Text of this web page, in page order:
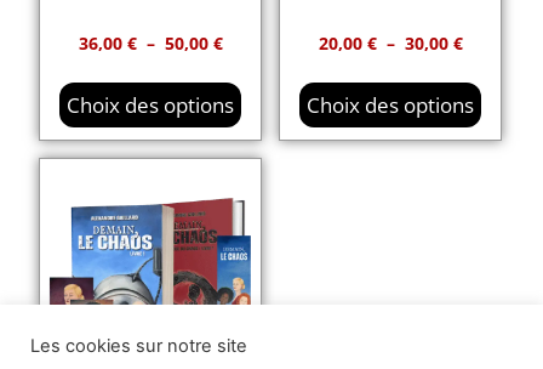
36,00 € – 50,00 €
Choix des options
20,00 € – 30,00 €
Choix des options
Les cookies sur notre site